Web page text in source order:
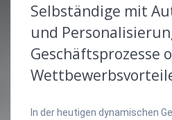
Selbständige mit
und
Geschäftsprozesse
In der heutigen dynamischen